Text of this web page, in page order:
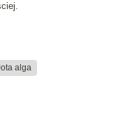
alga